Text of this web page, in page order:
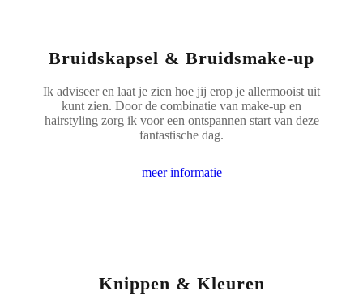
Bruidskapsel & Bruidsmake-up
Ik adviseer en laat je zien hoe jij erop je allermooist uit
kunt zien. Door de combinatie van make-up en
hairstyling zorg ik voor een ontspannen start van deze
fantastische dag.
meer informatie
Knippen & Kleuren